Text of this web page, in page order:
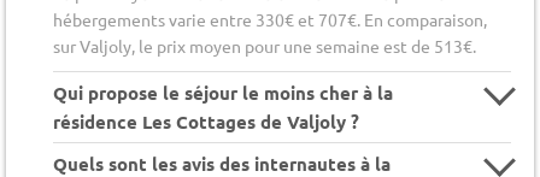
hébergements varie entre 330€ et 707€. En comparaison,
sur Valjoly, le prix moyen pour une semaine est de 513€.
Qui propose le séjour le moins cher à la
résidence Les Cottages de Valjoly ?
Quels sont les avis des internautes à la